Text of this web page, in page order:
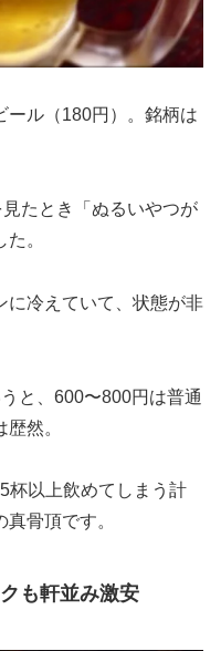
ール（180円）。銘柄は
たとき「ぬるいやつが
。
に冷えていて、状態が非
と、600〜800円は普通
然。
杯以上飲めてしまう計
骨頂です。
も軒並み激安